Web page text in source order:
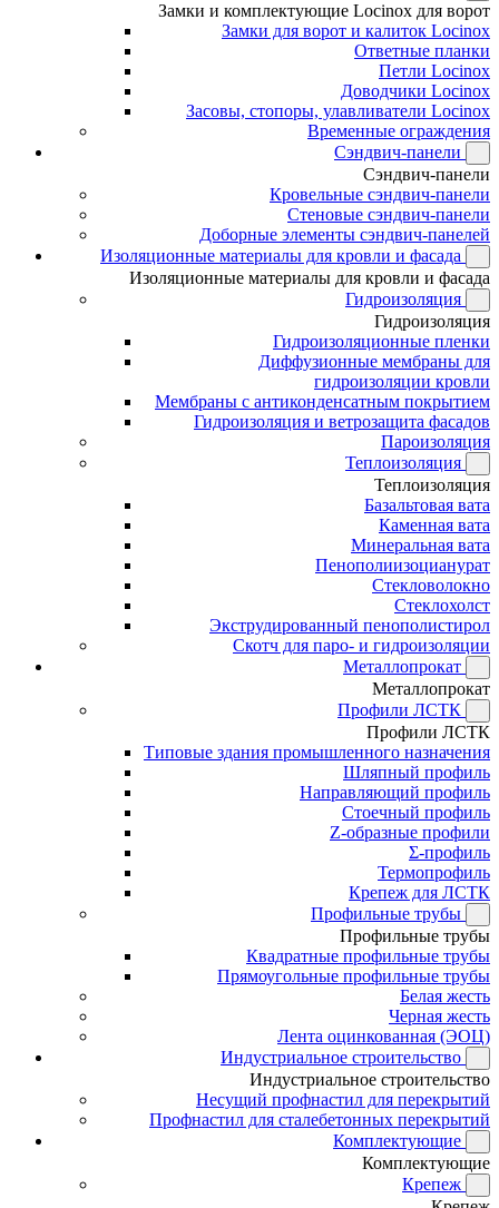
Замки и комплектующие Locinox для ворот
Замки для ворот и калиток Locinox
Ответные планки
Петли Locinox
Доводчики Locinox
Засовы, стопоры, улавливатели Locinox
Временные ограждения
Сэндвич-панели
Сэндвич-панели
Кровельные сэндвич-панели
Стеновые сэндвич-панели
Доборные элементы сэндвич-панелей
Изоляционные материалы для кровли и фасада
Изоляционные материалы для кровли и фасада
Гидроизоляция
Гидроизоляция
Гидроизоляционные пленки
Диффузионные мембраны для
гидроизоляции кровли
Мембраны с антиконденсатным покрытием
Гидроизоляция и ветрозащита фасадов
Пароизоляция
Теплоизоляция
Теплоизоляция
Базальтовая вата
Каменная вата
Минеральная вата
Пенополиизоцианурат
Стекловолокно
Стеклохолст
Экструдированный пенополистирол
Скотч для паро- и гидроизоляции
Металлопрокат
Металлопрокат
Профили ЛСТК
Профили ЛСТК
Типовые здания промышленного назначения
Шляпный профиль
Направляющий профиль
Стоечный профиль
Z-образные профили
Σ-профиль
Термопрофиль
Крепеж для ЛСТК
Профильные трубы
Профильные трубы
Квадратные профильные трубы
Прямоугольные профильные трубы
Белая жесть
Черная жесть
Лента оцинкованная (ЭОЦ)
Индустриальное строительство
Индустриальное строительство
Несущий профнастил для перекрытий
Профнастил для сталебетонных перекрытий
Комплектующие
Комплектующие
Крепеж